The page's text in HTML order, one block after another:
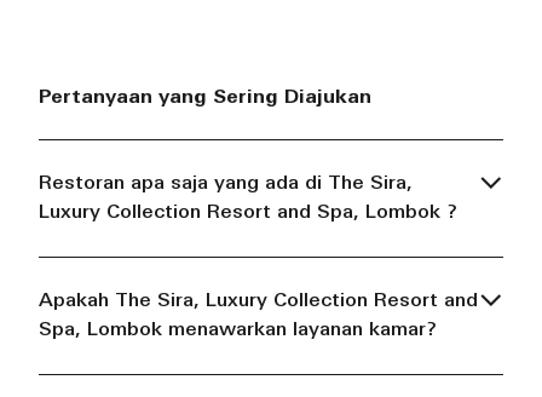
Pertanyaan yang Sering Diajukan
Restoran apa saja yang ada di The Sira,
Luxury Collection Resort and Spa, Lombok ?
Apakah The Sira, Luxury Collection Resort and
Spa, Lombok menawarkan layanan kamar?